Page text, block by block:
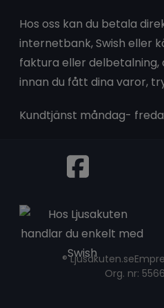
Hos oss kan du betala
internetbank, Swish eller
faktura eller delbetalning,
innan du fått dina varor,
Kundtjänst måndag-
® Ljusakuten.se
Org. nr: